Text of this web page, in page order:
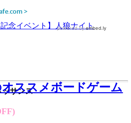
ッサンス
念イベント】人狼ナイト